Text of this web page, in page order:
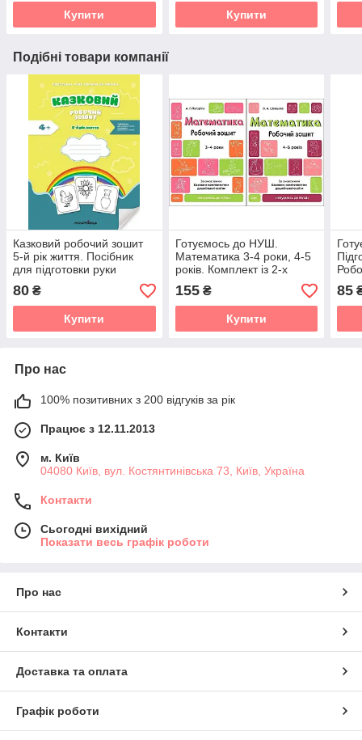
Купити Купити
Подібні товари компанії
Казковий робочий зошит
5-й рік життя. Посібник
для підготовки руки
дитини до письма
80 ₴
Купити
Готуємось до НУШ.
Математика 3-4 роки, 4-5
років. Комплект із 2-х
зошитів (українською)
155₴
Купити
85
Про нас
100% позитивних з 200 відгуків за рік
Працює з 12.11.2013
м. Київ
04080 Київ, вул. Костянтинівська 73, Київ, Україна
Контакти
Сьогодні вихідний
Показати весь графік роботи
Про нас
Контакти
Доставка та оплата
Графік роботи